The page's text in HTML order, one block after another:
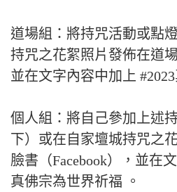
道場組：將持咒活動或點
持咒之花絮照片發佈在道場
並在文字內容中加上
個人組：將自己參加上述
下）或在自家壇城持咒之
臉書（Facebook），並在
真佛宗為世界祈福 。